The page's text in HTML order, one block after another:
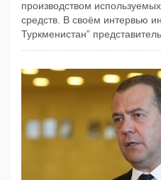
производством
средств. В своём интервью
Туркменистан”